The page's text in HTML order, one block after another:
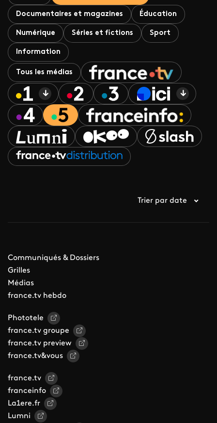
Documentaires et magazines Éducation
Numérique Séries et fictions Sport
Information
Tous les médias
Trier par date
Communiqués & Dossiers
Grilles
Médias
france.tv hebdo
Phototele
france.tv groupe
france.tv preview
france.tv&vous
france.tv
franceinfo
La1ere.fr
Lumni